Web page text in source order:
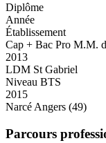
Diplôme
Année
Établissement
Cap + Bac Pro M.M.
2013
LDM St Gabriel
Niveau BTS
2015
Narcé Angers (49)
Parcours